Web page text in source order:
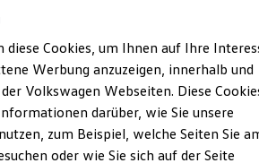
der ID. Modelle
im Winter
unterwegs
finger.de
Ansprechpartner
diese Cookies, um Ihnen auf Ihre
Werbung anzuzeigen, innerhalb und
Volkswagen Webseiten. Diese
darüber, wie Sie unsere
zum Beispiel, welche Seiten Sie
oder wie Sie sich auf der Seite